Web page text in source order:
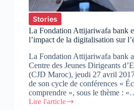
Stories
La Fondation Attijariwafa bank
l’impact de la digitalisation sur
La Fondation Attijariwafa bank
Centre des Jeunes Dirigeants
(CJD Maroc), jeudi 27 avril
de son cycle de conférences «
comprendre », sous le thème :
Lire l'article
La